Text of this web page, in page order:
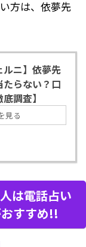
方は、依夢先
ルニ】依夢先
らない？口
調査】
見る
は電話占い
すすめ!!